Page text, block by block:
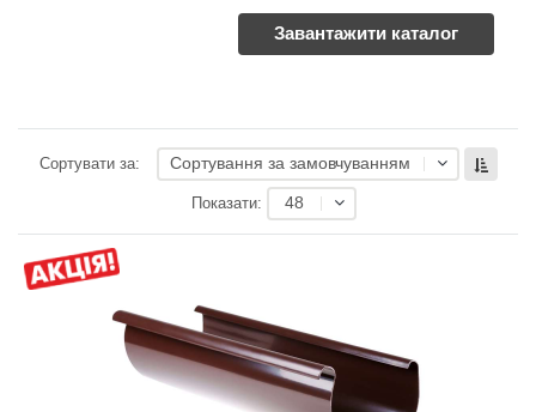
Завантажити каталог
Сортувати за: Сортування за замовчуванням
Показати: 48